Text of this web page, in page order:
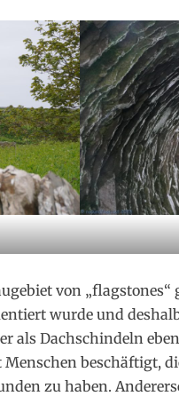
von
wurde und
als Dachschindeln
beschäftigt,
zu haben.